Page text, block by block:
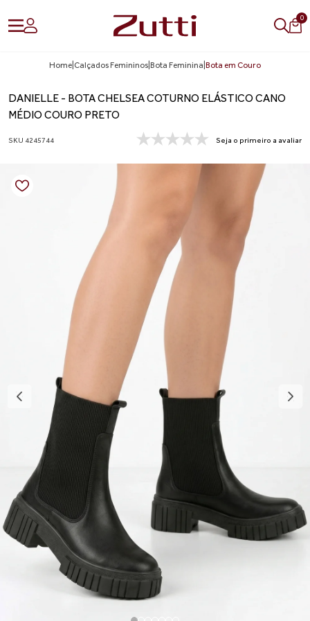
0
Home Calçados Femininos Bota Feminina Bota em Couro
DANIELLE - BOTA CHELSEA COTURNO ELÁSTICO CANO
MÉDIO COURO PRETO
SKU 4245744 Seja o primeiro a avaliar